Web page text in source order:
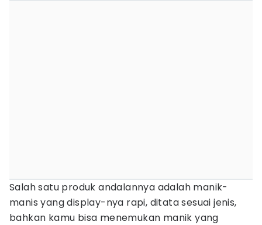
Salah satu produk andalannya adalah manik-
manis yang display-nya rapi, ditata sesuai jenis,
bahkan kamu bisa menemukan manik yang